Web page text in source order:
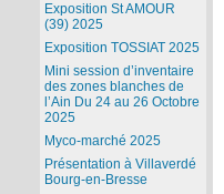
Exposition St AMOUR
(39) 2025
Exposition TOSSIAT 2025
Mini session d’inventaire
des zones blanches de
l’Ain Du 24 au 26 Octobre
2025
Myco-marché 2025
Présentation à Villaverdé
Bourg-en-Bresse